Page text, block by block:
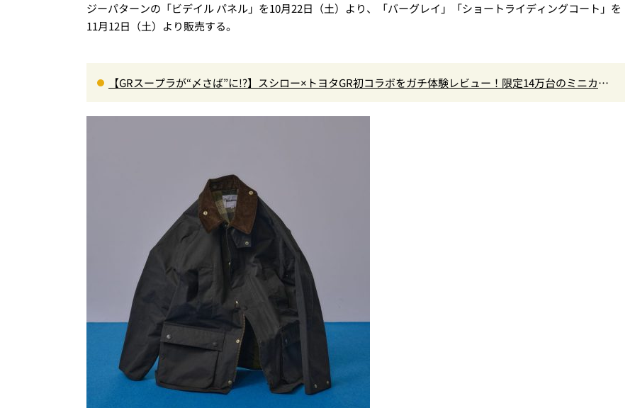
ジーパターンの「ビデイル パネル」を10月22日（土）より、「バーグレイ」「ショートライディングコート」を
11月12日（土）より販売する。
【GRスープラが“〆さば”に!?】スシロー×トヨタGR初コラボをガチ体験レビュー！限定14万台のミニカー